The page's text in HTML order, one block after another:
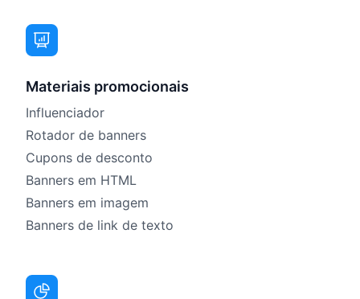
Materiais promocionais
Influenciador
Rotador de banners
Cupons de desconto
Banners em HTML
Banners em imagem
Banners de link de texto